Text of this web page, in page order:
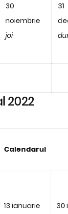
30
noiembrie
joi
31
2022
Calendarul
13 ianuarie
30